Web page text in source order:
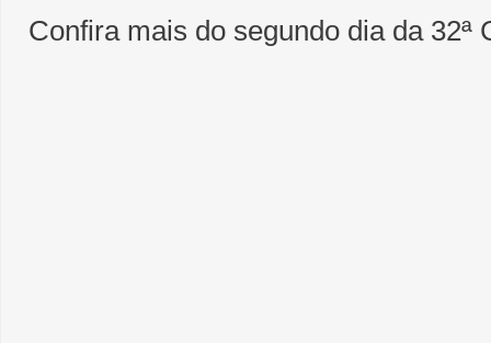
Confira mais do segundo dia da 32ª